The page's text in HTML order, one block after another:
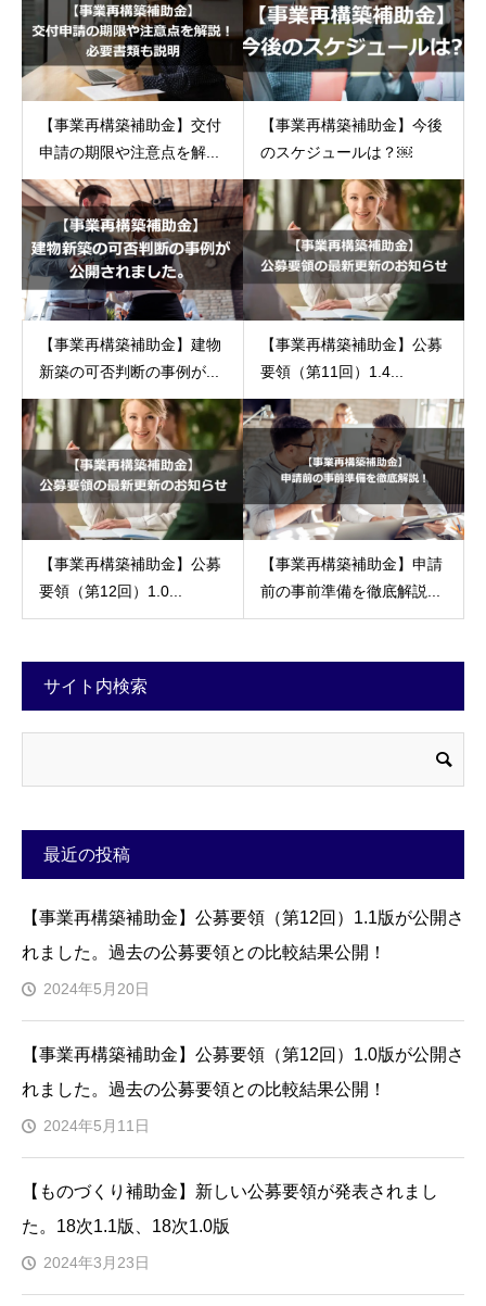
【事業再構築補助金】交付
申請の期限や注意点を解...
【事業再構築補助金】今後
のスケジュールは？￼
【事業再構築補助金】建物
新築の可否判断の事例が...
【事業再構築補助金】公募
要領（第11回）1.4...
【事業再構築補助金】公募
要領（第12回）1.0...
【事業再構築補助金】申請
前の事前準備を徹底解説...
サイト内検索
最近の投稿
【事業再構築補助金】公募要領（第12回）1.1版が公開さ
れました。過去の公募要領との比較結果公開！
2024年5月20日
【事業再構築補助金】公募要領（第12回）1.0版が公開さ
れました。過去の公募要領との比較結果公開！
2024年5月11日
【ものづくり補助金】新しい公募要領が発表されまし
た。18次1.1版、18次1.0版
2024年3月23日